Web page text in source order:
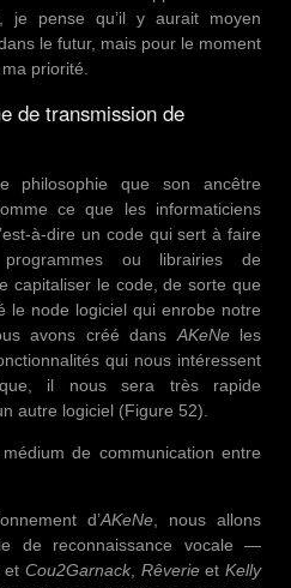
je pense qu’il y aurait moyen
le futur, mais pour le moment
priorité.
transmission de
philosophie que son ancêtre
ce que les informaticiens
à-dire un code qui sert à faire
ou librairies de
capitaliser le code, de sorte que
le node logiciel qui enrobe notre
avons créé dans AKeNeles
qui nous intéressent
il nous sera très rapide
autre logiciel (Figure 52).
de communication entre
d’AKeNe, nous allons
de reconnaissance vocale —
et Cou2Garnack, Rêverieet Kelly